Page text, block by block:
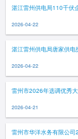
湛江雷州供电局110千伏
2026-04-22
湛江雷州供电局唐家供
2026-04-22
雷州市2026年选调优秀
2026-04-21
雷州市华洋水务有限公